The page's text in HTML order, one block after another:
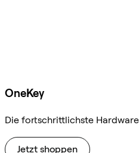
OneKey
Die fortschrittlichste
Jetzt shoppen